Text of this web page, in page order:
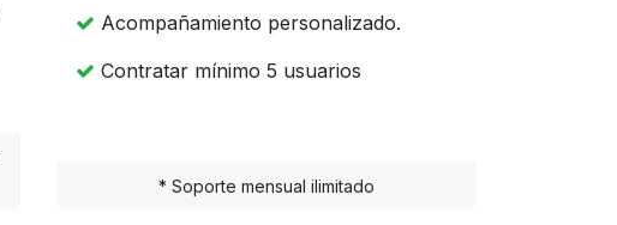
Acompañamiento personalizado.
Contratar mínimo 5 usuarios
* Soporte mensual ilimitado